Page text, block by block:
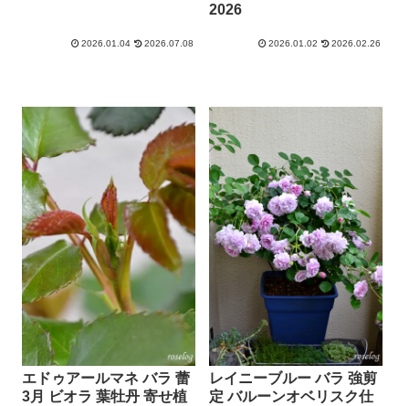
2026.01.04 2026.07.08
2026
2026.01.02 2026.02.26
エドゥアールマネ バラ 蕾
3月 ビオラ 葉牡丹 寄せ植
レイニーブルー バラ 強剪
定 バルーンオベリスク仕